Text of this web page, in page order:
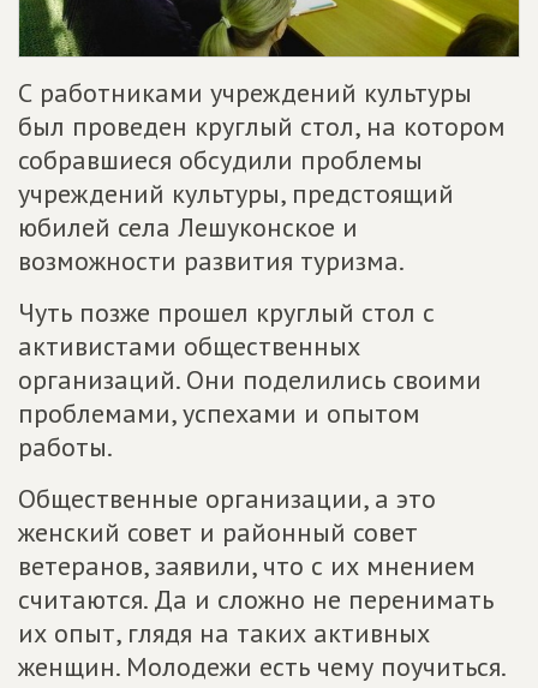
С работниками учреждений культуры
был проведен круглый стол, на котором
собравшиеся обсудили проблемы
учреждений культуры, предстоящий
юбилей села Лешуконское и
возможности развития туризма.
Чуть позже прошел круглый стол с
активистами общественных
организаций. Они поделились своими
проблемами, успехами и опытом
работы.
Общественные организации, а это
женский совет и районный совет
ветеранов, заявили, что с их мнением
считаются. Да и сложно не перенимать
их опыт, глядя на таких активных
женщин. Молодежи есть чему поучиться.